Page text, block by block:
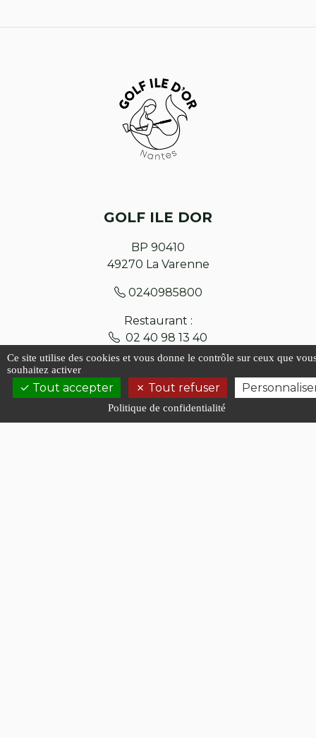
GOLF ILE DOR
BP 90410
49270 La Varenne
0240985800
Restaurant :
02 40 98 13 40
Contact
Plan du site
Ce site utilise des cookies et vous donne le contrôle sur ceux que
souhaitez activer
Tout accepter Tout refuser
Politique de confidentialité